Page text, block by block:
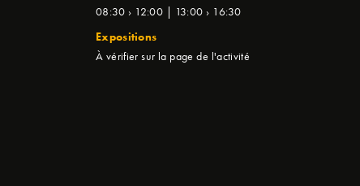
08:30 › 12:00 | 13:00 › 16:30
Expositions
À vérifier sur la page de l'activité